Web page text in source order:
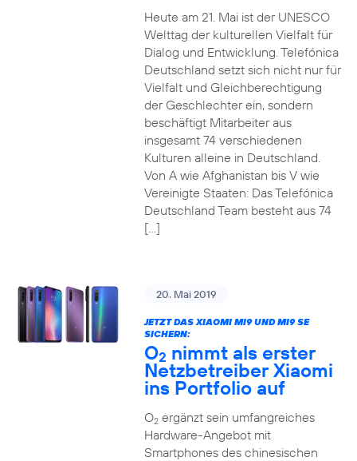
Heute am 21. Mai ist der UNESCO
Welttag der kulturellen Vielfalt für
Dialog und Entwicklung. Telefónica
Deutschland setzt sich nicht nur für
Vielfalt und Gleichberechtigung
der Geschlechter ein, sondern
beschäftigt Mitarbeiter aus
insgesamt 74 verschiedenen
Kulturen alleine in Deutschland.
Von A wie Afghanistan bis V wie
Vereinigte Staaten: Das Telefónica
Deutschland Team besteht aus 74
[…]
20. Mai 2019
JETZT DAS XIAOMI MI9 UND MI9 SE
SICHERN:
O2 nimmt als erster
Netzbetreiber Xiaomi
ins Portfolio auf
O2ergänzt sein umfangreiches
Hardware-Angebot mit
Smartphones des chinesischen